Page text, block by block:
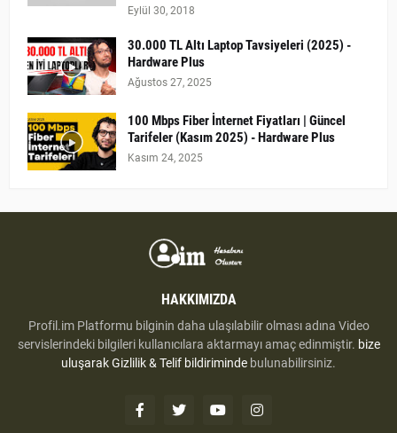
Eylül 30, 2018
30.000 TL Altı Laptop Tavsiyeleri (2025) -
Hardware Plus
Ağustos 27, 2025
100 Mbps Fiber İnternet Fiyatları | Güncel
Tarifeler (Kasım 2025) - Hardware Plus
Kasım 24, 2025
HAKKIMIZDA
Profil.im Platformu bilginin daha ulaşılabilir olması adına Video
servislerindeki bilgileri kullanıcılara aktarmayı amaç edinmiştir. bize
uluşarakGizlilik & Telif bildiriminde bulunabilirsiniz.